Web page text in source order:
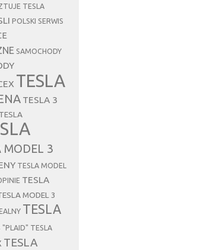
TESLA
POLSKI SERWIS
SAMOCHODY
TESLA
TESLA 3
TESLA
MODEL 3
TESLA MODEL
TESLA
MODEL 3
TESLA
"PLAID" TESLA
TESLA